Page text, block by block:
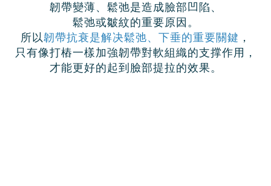
韌帶變薄、鬆弛是造成臉部凹陷、
鬆弛或皺紋的重要原因。
所以韌帶抗衰是解决鬆弛、下垂的重要關鍵 ，
只有像打樁一樣加強韌帶對軟組織的支撑作用，
才能更好的起到臉部提拉的效果。